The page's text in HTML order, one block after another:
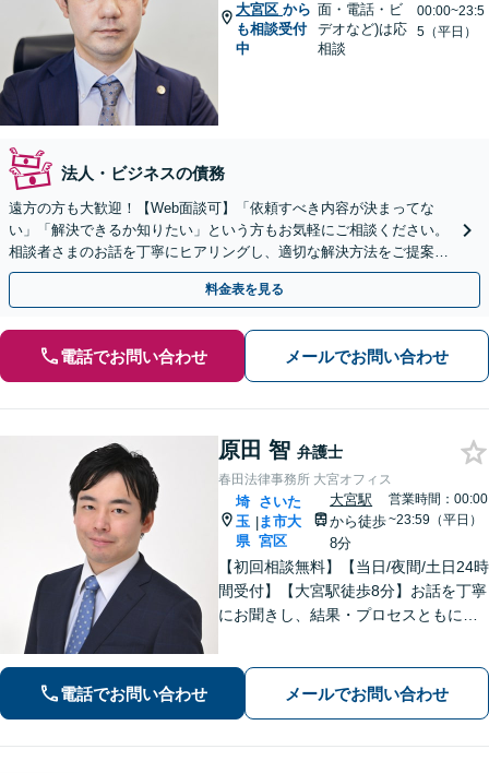
大宮区 から
も相談受付
中
面・電話・ビ
デオなど)は応
相談
00:00~23:5
5（平日）
法人・ビジネスの債務
遠方の方も大歓迎！【Web面談可】「依頼すべき内容が決まってな
い」「解決できるか知りたい」という方もお気軽にご相談ください。
相談者さまのお話を丁寧にヒアリングし、適切な解決方法をご提案い
たします
料金表を見る
電話でお問い合わせ メールでお問い合わせ
原田 智 弁護士
春田法律事務所 大宮オフィス
埼
玉
県
|
さいた
ま市大
宮区
大宮駅
から徒歩
8分
営業時間：00:00
~23:59（平日）
【初回相談無料】【当日/夜間/土日24時
間受付】【大宮駅徒歩8分】お話を丁寧
にお聞きし、結果・プロセスともにご
電話でお問い合わせ メールでお問い合わせ